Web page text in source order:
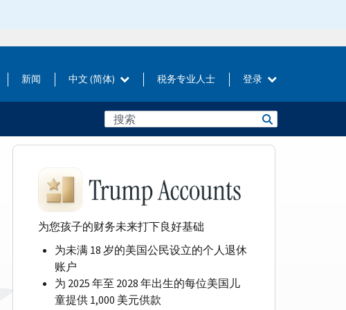
新闻 中文 (简体) 税务专业人士 登录
为您孩子的财务未来打下良好基础
为未满 18 岁的美国公民设立的个人退休
账户
为 2025 年至 2028 年出生的每位美国儿
童提供 1,000 美元供款